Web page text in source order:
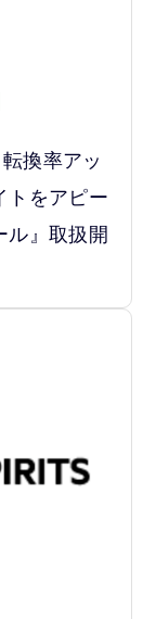
換率アッ
トをアピー
ル』取扱開